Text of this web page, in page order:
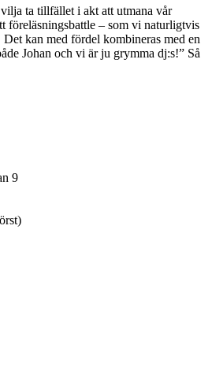
ta tillfället i akt att utmana vår
föreläsningsbattle – som vi naturligtvis
kan med fördel kombineras med en
Johan och vi är ju grymma dj:s!” Så
9